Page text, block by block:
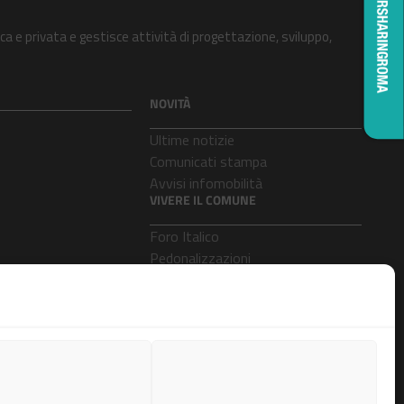
e privata e gestisce attività di progettazione, sviluppo,
NOVITÀ
Ultime notizie
Comunicati stampa
Avvisi infomobilità
VIVERE IL COMUNE
Foro Italico
Pedonalizzazioni